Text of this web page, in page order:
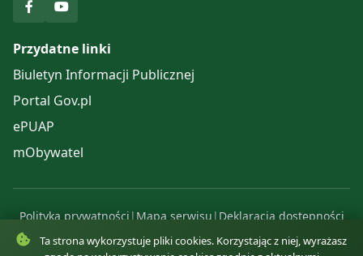
Przydatne linki
Biuletyn Informacji Publicznej
Portal Gov.pl
ePUAP
mObywatel
Polityka prywatności | Mapa serwisu | Deklaracja dostępności
© 2025 Urząd Gminy Komańcza. Wszelkie prawa zastrzeżone.
Ta strona wykorzystuje pliki cookies. Korzystając z niej, wyrażasz